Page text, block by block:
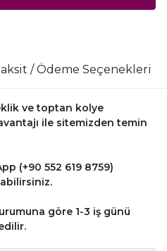
/ Ödeme Seçenekleri
ve toptan kolye
ile sitemizden temin
(+90 552 619 8759)
göre 1-3 iş günü